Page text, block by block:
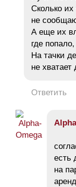
Сколько
не
А еще их
где
На тачки
не хватает
Ответить
есть
на